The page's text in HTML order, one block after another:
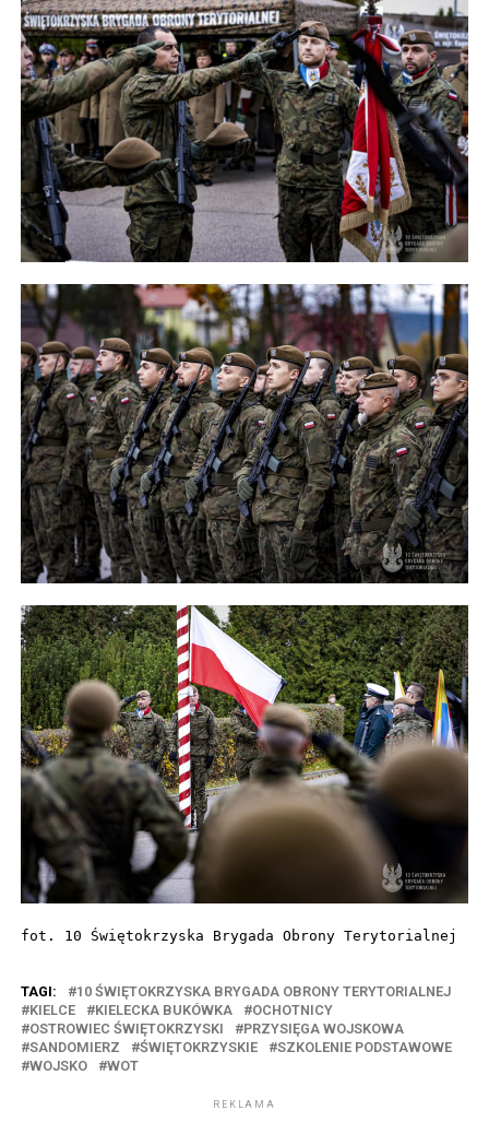
fot. 10 Świętokrzyska Brygada Obrony Terytorialnej
TAGI:
10 ŚWIĘTOKRZYSKA BRYGADA OBRONY TERYTORIALNEJ
KIELCE
KIELECKA BUKÓWKA
OCHOTNICY
OSTROWIEC ŚWIĘTOKRZYSKI
PRZYSIĘGA WOJSKOWA
SANDOMIERZ
ŚWIĘTOKRZYSKIE
SZKOLENIE PODSTAWOWE
WOJSKO
WOT
REKLAMA